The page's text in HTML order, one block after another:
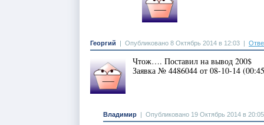
Георгий | Опубликовано 8 Октябрь 2014 в 12:03 |
Чтож…. Поставил на вывод 200$
Заявка № 4486044 от 08-10-14
Владимир | Опубликовано 19 Октябрь 2014 в 20:05